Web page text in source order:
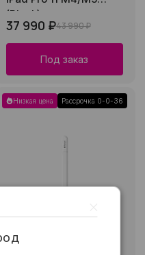
(Black)
37 990 ₽43 990 ₽
Под заказ
Низкая цена Рассрочка 0-0-36